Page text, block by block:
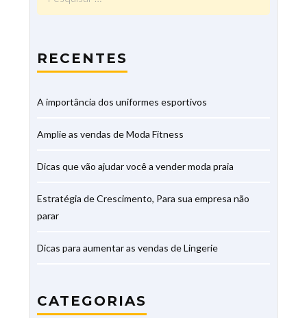
RECENTES
A importância dos uniformes esportivos
Amplie as vendas de Moda Fitness
Dicas que vão ajudar você a vender moda praia
Estratégia de Crescimento, Para sua empresa não
parar
Dicas para aumentar as vendas de Lingerie
CATEGORIAS